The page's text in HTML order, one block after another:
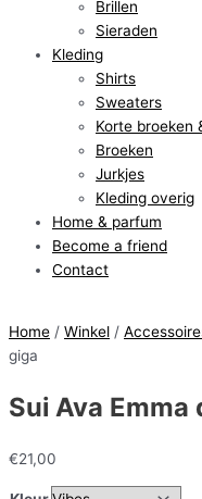
Brillen
Sieraden
Kleding
Shirts
Sweaters
Korte broeken
Broeken
Jurkjes
Kleding overig
Home & parfum
Become a friend
Contact
Home / Winkel /
giga
Sui Ava Emma
€21,00